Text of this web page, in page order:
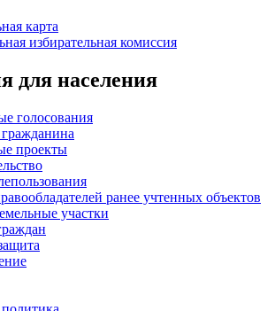
карта
избирательная комиссия
для населения
голосования
проекты
ранее учтенных объектов
участки